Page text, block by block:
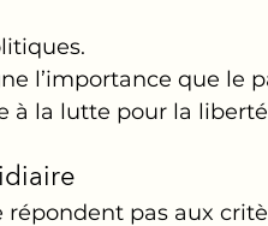
l’importance que le
à la lutte pour la
répondent pas aux